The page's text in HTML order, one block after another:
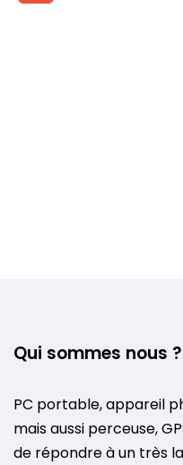
Qui sommes nous ?
PC portable, appareil
mais aussi perceuse,
de répondre à un très